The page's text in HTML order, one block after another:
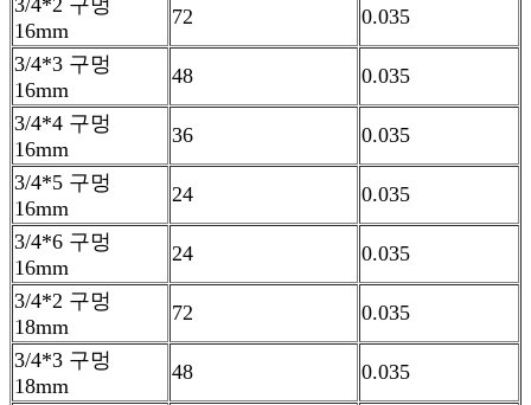
16mm
72
0.035
3/4*3 구멍
16mm
48
0.035
3/4*4 구멍
16mm
36
0.035
3/4*5 구멍
16mm
24
0.035
3/4*6 구멍
16mm
24
0.035
3/4*2 구멍
18mm
72
0.035
3/4*3 구멍
18mm
48
0.035